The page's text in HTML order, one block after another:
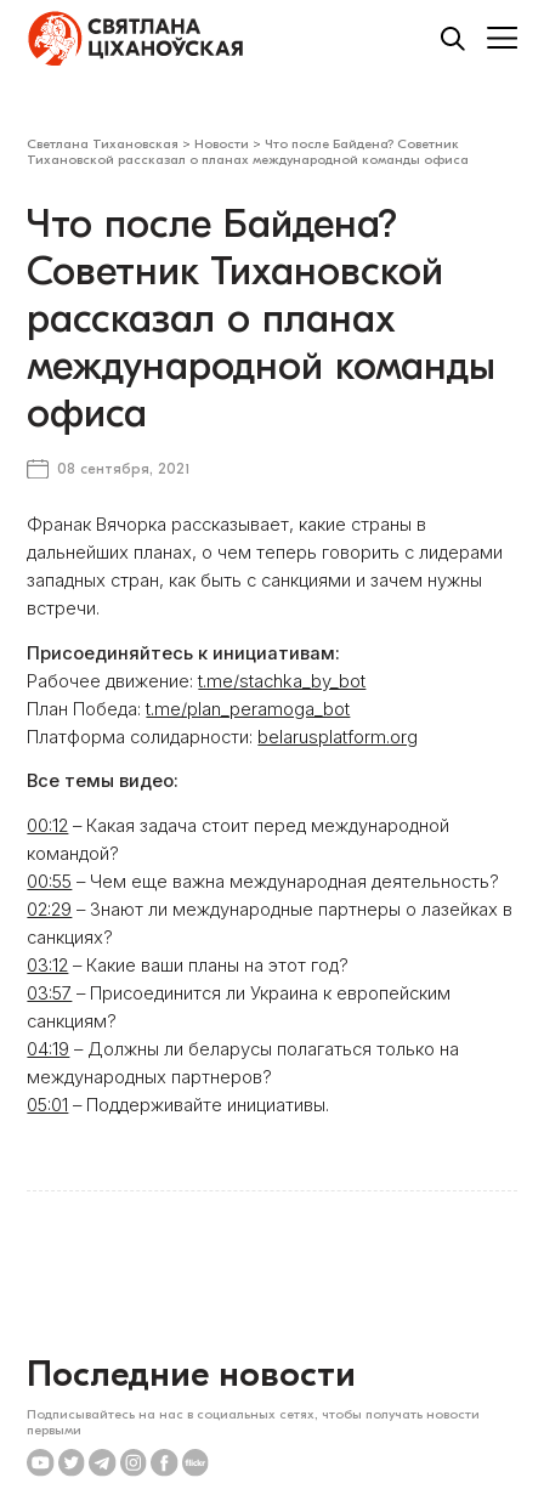
Светлана Тихановская > Новости > Что после Байдена? Советник
Тихановской рассказал о планах международной команды офиса
Что после Байдена?
Советник Тихановской
рассказал о планах
международной команды
офиса
08 сентября, 2021
Франак Вячорка рассказывает, какие страны в
дальнейших планах, о чем теперь говорить с лидерами
западных стран, как быть с санкциями и зачем нужны
встречи.
Присоединяйтесь к инициативам:
Рабочее движение:t.me/stachka_by_bot
План Победа:t.me/plan_peramoga_bot
Платформа солидарности: belarusplatform.org
Все темы видео:
00:12 – Какая задача стоит перед международной
командой?
00:55 – Чем еще важна международная деятельность?
02:29 – Знают ли международные партнеры о лазейках в
санкциях?
03:12 – Какие ваши планы на этот год?
03:57 – Присоединится ли Украина к европейским
санкциям?
04:19 – Должны ли беларусы полагаться только на
международных партнеров?
05:01 – Поддерживайте инициативы.
Последние новости
Подписывайтесь на нас в социальных сетях, чтобы получать новости
первыми